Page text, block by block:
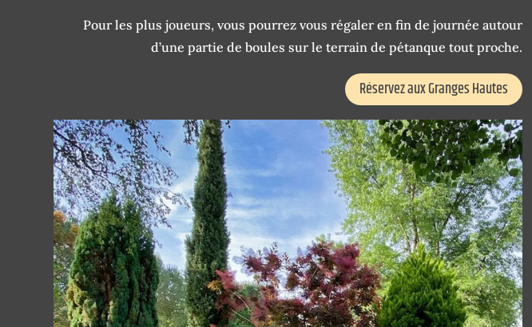
Pour les plus joueurs, vous pourrez vous régaler en fin de journée autour
d’une partie de boules sur le terrain de pétanque tout proche.
Réservez aux Granges Hautes